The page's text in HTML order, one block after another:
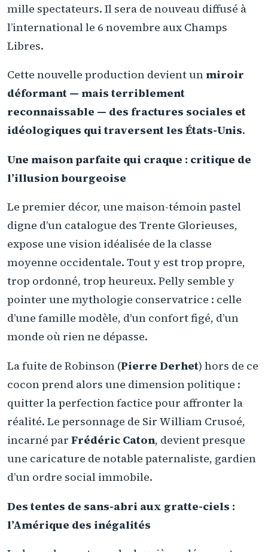
mille spectateurs. Il sera de nouveau diffusé à
l’international le 6 novembre aux Champs
Libres.
Cette nouvelle production devient unmiroir
déformant — mais terriblement
reconnaissable — des fractures sociales et
idéologiques qui traversent les États-Unis.
Une maison parfaite qui craque : critique de
l’illusion bourgeoise
Le premier décor, une maison-témoin pastel
digne d’un catalogue des Trente Glorieuses,
expose une vision idéalisée de la classe
moyenne occidentale. Tout y est trop propre,
trop ordonné, trop heureux. Pelly semble y
pointer une mythologie conservatrice : celle
d’une famille modèle, d’un confort figé, d’un
monde où rien ne dépasse.
La fuite de Robinson (Pierre Derhet) hors de ce
cocon prend alors une dimension politique :
quitter la perfection factice pour affronter la
réalité. Le personnage de Sir William Crusoé,
incarné par Frédéric Caton, devient presque
une caricature de notable paternaliste, gardien
d’un ordre social immobile.
Des tentes de sans-abri aux gratte-ciels :
l’Amérique des inégalités